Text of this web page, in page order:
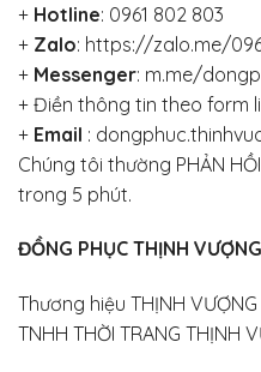
+ Hotline: 0961 802 803
+ Zalo: https://zalo.me/
+ Messenger: m.me/
+ Điền thông tin theo form
+ Email :
Chúng tôi thường PHẢN
trong 5 phút.
ĐỒNG PHỤC THỊNH VƯỢNG
Thương hiệu THỊNH
TNHH THỜI TRANG THỊNH